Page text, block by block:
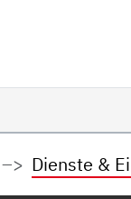
Dienste &